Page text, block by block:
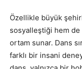
Özellikle büyük
sosyalleştiği hem
ortam sunar. Dans
farklı bir insani